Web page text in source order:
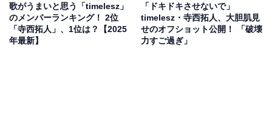
歌がうまいと思う「timelesz」
のメンバーランキング！ 2位
「寺西拓人」、1位は？【2025
年最新】
「ドキドキさせないで」
timelesz・寺西拓人、大胆肌見
せのオフショット公開！ 「破壊
力すご過ぎ」